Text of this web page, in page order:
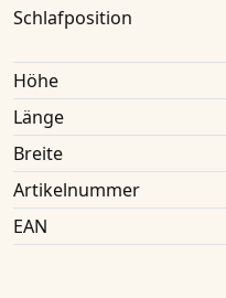
Schlafposition
Höhe
Länge
Breite
Artikelnummer
EAN